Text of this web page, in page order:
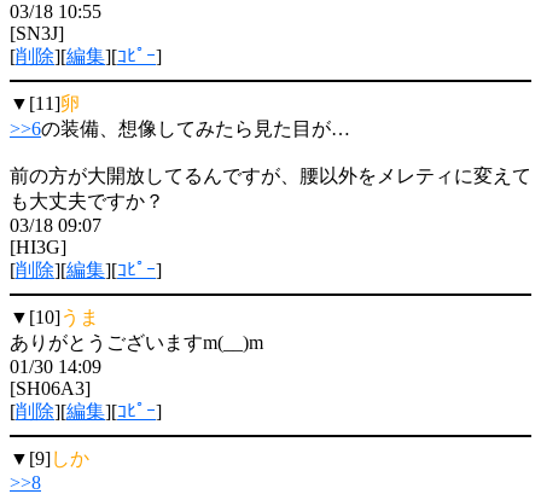
03/18 10:55
[SN3J]
[削除][編集][ｺﾋﾟｰ]
▼[11]卵
>>6の装備、想像してみたら見た目が…
前の方が大開放してるんですが、腰以外をメレティに変えて
も大丈夫ですか？
03/18 09:07
[HI3G]
[削除][編集][ｺﾋﾟｰ]
▼[10]うま
ありがとうございますm(__)m
01/30 14:09
[SH06A3]
[削除][編集][ｺﾋﾟｰ]
▼[9]しか
>>8